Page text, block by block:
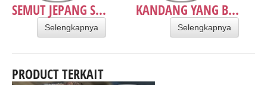
SEMUT JEPANG S...
Selengkapnya
KANDANG YANG B...
Selengkapnya
PRODUCT TERKAIT